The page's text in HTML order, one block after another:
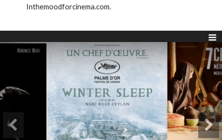
Inthemoodforcinema.com.